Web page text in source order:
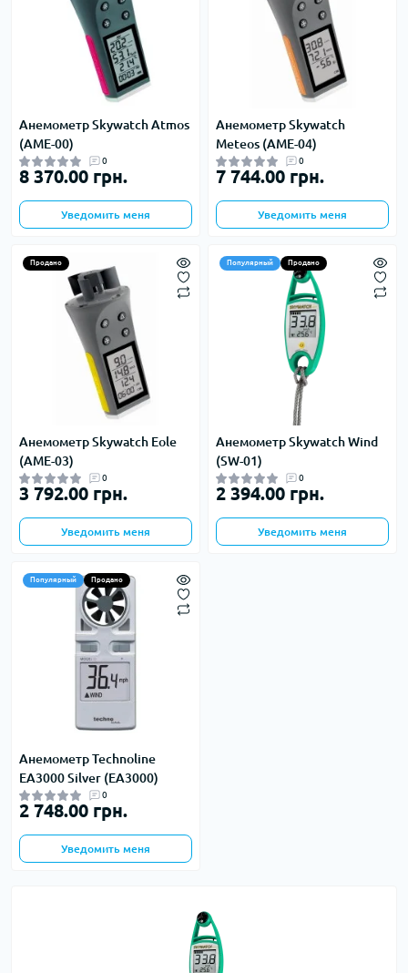
Анемометр Skywatch Atmos
(AME-00)
0
8 370.00 грн.
Уведомить меня
Анемометр Skywatch
Meteos (AME-04)
0
7 744.00 грн.
Уведомить меня
Продано
Анемометр Skywatch Eole
(AME-03)
0
3 792.00 грн.
Уведомить меня
Популярный Продано
Анемометр Skywatch Wind
(SW-01)
0
2 394.00 грн.
Уведомить меня
Популярный Продано
Анемометр Technoline
EA3000 Silver (EA3000)
0
2 748.00 грн.
Уведомить меня